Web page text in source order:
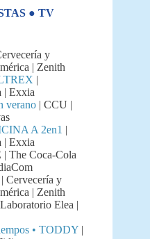
● TV
y
| Zenith
| Exxia
verano | CCU |
A 2en1
| Exxia
| The Coca-Cola
| Cervecería y
| Zenith
Elea |
• TODDY